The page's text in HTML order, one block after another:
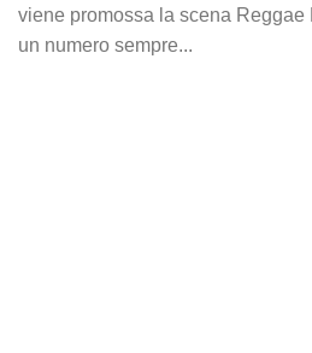
viene promossa la scena
un numero sempre...